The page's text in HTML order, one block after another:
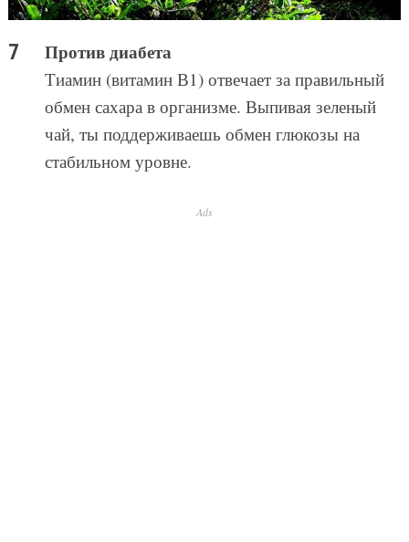
Против диабета
Тиамин (витамин В1) отвечает за правильный
обмен сахара в организме. Выпивая зеленый
чай, ты поддерживаешь обмен глюкозы на
стабильном уровне.
Ads